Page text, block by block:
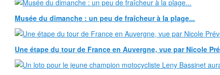
Musée du dimanche : un peu de fraîcheur à la plage...
Une étape du tour de France en Auvergne, vue par Nicole